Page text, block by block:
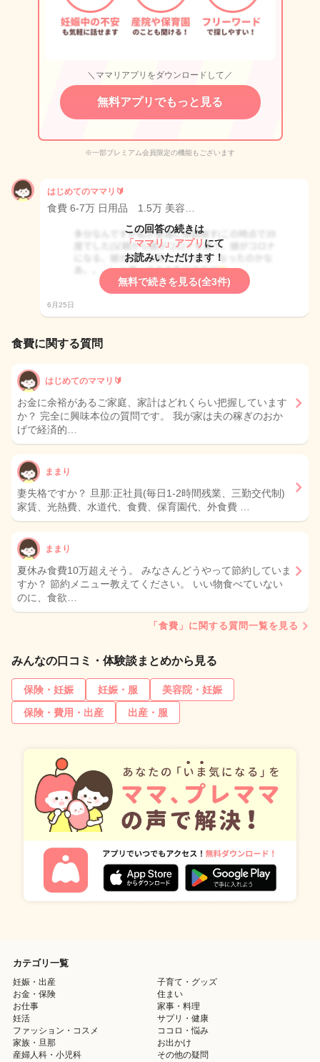
＼ママリアプリをダウンロードして／
無料アプリでもっと見る
※一部プレミアム会員限定の機能もございます
はじめてのママリ🔰
食費 6-7万 日用品 1.5万 美容…
この回答の続きは
「ママリ」アプリ にて
お読みいただけます！
無料で続きを見る(全3件)
6月25日
食費に関する質問
はじめてのママリ🔰
お金に余裕があるご家庭、家計はどれくらい把握しています
か？ 完全に興味本位の質問です。 我が家は夫の稼ぎのおか
げで経済的…
ままり
妻失格ですか？ 旦那:正社員(毎日1-2時間残業、三勤交代制)
家賃、光熱費、水道代、食費、保育園代、外食費 …
ままり
夏休み食費10万超えそう。 みなさんどうやって節約していま
すか？ 節約メニュー教えてください。 いい物食べていない
のに、食欲…
「食費」に関する質問一覧を見る
みんなの口コミ・体験談まとめから見る
保険・妊娠 妊娠・服
美容院・妊娠
保険・費用・出産
出産・服
カテゴリ一覧
妊娠・出産
子育て・グッズ
お金・保険
住まい
お仕事
家事・料理
妊活
サプリ・健康
ファッション・コスメ
ココロ・悩み
家族・旦那
お出かけ
産婦人科・小児科
その他の疑問